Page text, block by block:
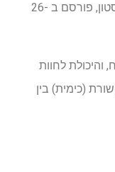
ובשיתוף פעולה עם מדענים ב- Uthealth יוסטון, פורסם ב -26
והיכולת לחוות
(כימית) בין